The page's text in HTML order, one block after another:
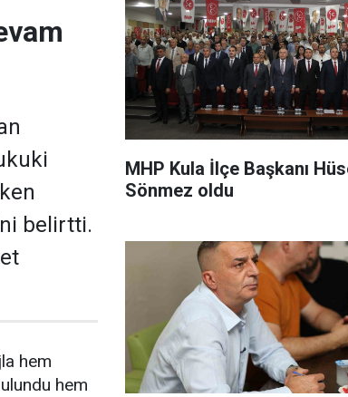
belirtti.
hem
hem
MHP Kula İlçe Başkanı
Sönmez oldu